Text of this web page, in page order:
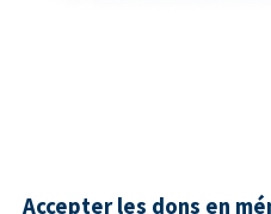
Accepter les dons en